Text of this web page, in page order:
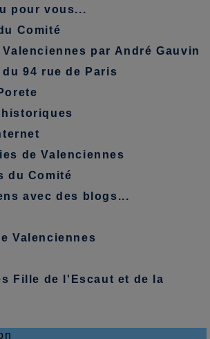
pour vous...
Comité
par André Gauvin
94 rue de Paris
historiques
de Valenciennes
du Comité
avec des blogs...
Valenciennes
Fille de l'Escaut et de la